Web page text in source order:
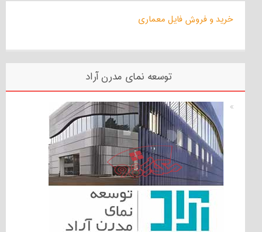
خرید و فروش فایل معماری
توسعه نمای مدرن آراد